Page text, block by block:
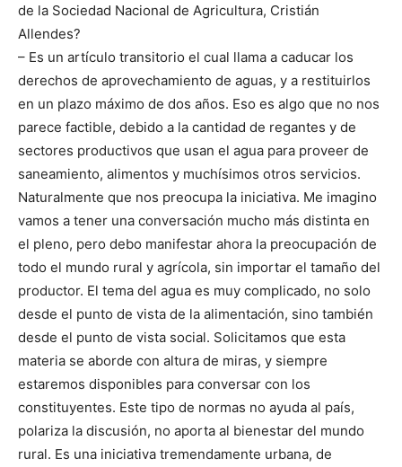
de la Sociedad Nacional de Agricultura, Cristián
Allendes?
– Es un artículo transitorio el cual llama a caducar los
derechos de aprovechamiento de aguas, y a restituirlos
en un plazo máximo de dos años. Eso es algo que no nos
parece factible, debido a la cantidad de regantes y de
sectores productivos que usan el agua para proveer de
saneamiento, alimentos y muchísimos otros servicios.
Naturalmente que nos preocupa la iniciativa. Me imagino
vamos a tener una conversación mucho más distinta en
el pleno, pero debo manifestar ahora la preocupación de
todo el mundo rural y agrícola, sin importar el tamaño del
productor. El tema del agua es muy complicado, no solo
desde el punto de vista de la alimentación, sino también
desde el punto de vista social. Solicitamos que esta
materia se aborde con altura de miras, y siempre
estaremos disponibles para conversar con los
constituyentes. Este tipo de normas no ayuda al país,
polariza la discusión, no aporta al bienestar del mundo
rural. Es una iniciativa tremendamente urbana, de